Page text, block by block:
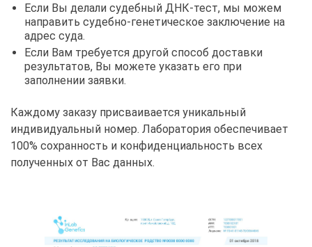
Если Вы делали судебный ДНК-тест, мы можем
направить судебно-генетическое заключение на
адрес суда.
Если Вам требуется другой способ доставки
результатов, Вы можете указать его при
заполнении заявки.
Каждому заказу присваивается уникальный
индивидуальный номер. Лаборатория обеспечивает
100% сохранность и конфиденциальность всех
полученных от Вас данных.